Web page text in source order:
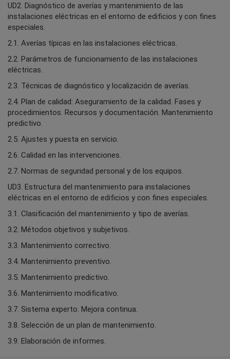
UD2. Diagnóstico de averías y mantenimiento de las
instalaciones eléctricas en el entorno de edificios y con fines
especiales.
2.1. Averías típicas en las instalaciones eléctricas.
2.2. Parámetros de funcionamiento de las instalaciones
eléctricas.
2.3. Técnicas de diagnóstico y localización de averías.
2.4. Plan de calidad: Aseguramiento de la calidad. Fases y
procedimientos. Recursos y documentación. Mantenimiento
predictivo.
2.5. Ajustes y puesta en servicio.
2.6. Calidad en las intervenciones.
2.7. Normas de seguridad personal y de los equipos.
UD3. Estructura del mantenimiento para instalaciones
eléctricas en el entorno de edificios y con fines especiales.
3.1. Clasificación del mantenimiento y tipo de averías.
3.2. Métodos objetivos y subjetivos.
3.3. Mantenimiento correctivo.
3.4. Mantenimiento preventivo.
3.5. Mantenimiento predictivo.
3.6. Mantenimiento modificativo.
3.7. Sistema experto. Mejora continua.
3.8. Selección de un plan de mantenimiento.
3.9. Elaboración de informes.